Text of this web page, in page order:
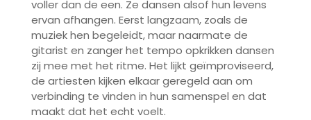
voller dan de een. Ze dansen alsof hun levens
ervan afhangen. Eerst langzaam, zoals de
muziek hen begeleidt, maar naarmate de
gitarist en zanger het tempo opkrikken dansen
zij mee met het ritme. Het lijkt geïmproviseerd,
de artiesten kijken elkaar geregeld aan om
verbinding te vinden in hun samenspel en dat
maakt dat het echt voelt.